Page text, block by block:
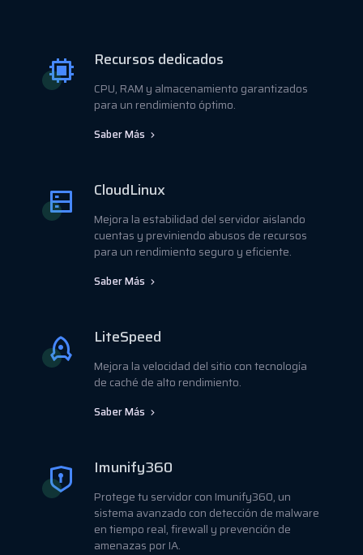
Recursos dedicados
CPU, RAM y almacenamiento garantizados
para un rendimiento óptimo.
Saber Más
CloudLinux
Mejora la estabilidad del servidor aislando
cuentas y previniendo abusos de recursos
para un rendimiento seguro y eficiente.
Saber Más
LiteSpeed
Mejora la velocidad del sitio con tecnología
de caché de alto rendimiento.
Saber Más
Imunify360
Protege tu servidor con Imunify360, un
sistema avanzado con detección de malware
en tiempo real, firewall y prevención de
amenazas por IA.